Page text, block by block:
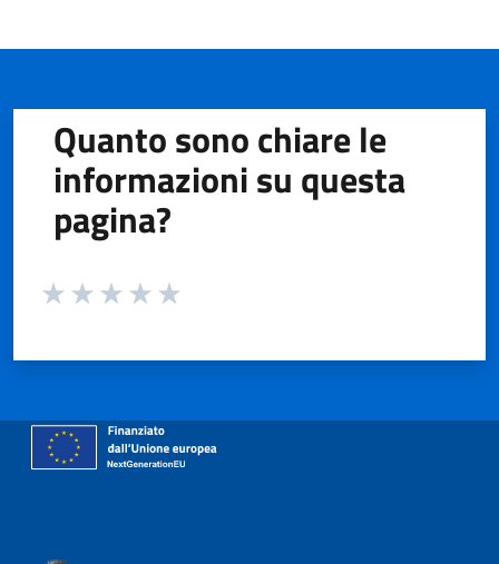
Quanto sono chiare le
informazioni su questa
pagina?
Valuta da 1 a 5 stelle la pagina